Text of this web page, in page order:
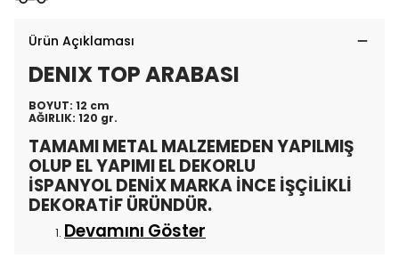
Ürün Açıklaması
DENIX TOP ARABASI
BOYUT: 12 cm
AĞIRLIK: 120 gr.
TAMAMI METAL MALZEMEDEN YAPILMIŞ
OLUP EL YAPIMI EL DEKORLU
İSPANYOL DENİX MARKA İNCE İŞÇİLİKLİ
DEKORATİF ÜRÜNDÜR.
Devamını Göster